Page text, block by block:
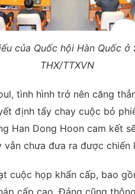
của Quốc hội Hàn Quốc ở
THX/TTXVN
tình hình trở nên căng
định tẩy chay cuộc bỏ
Han Dong Hoon cam kết
chưa đưa ra được
cuộc họp khẩn cấp, bao